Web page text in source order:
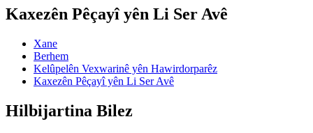
Kaxezên Pêçayî yên Li Ser Avê
Xane
Berhem
Kelûpelên Vexwarinê yên Hawirdorparêz
Kaxezên Pêçayî yên Li Ser Avê
Hilbijartina Bilez